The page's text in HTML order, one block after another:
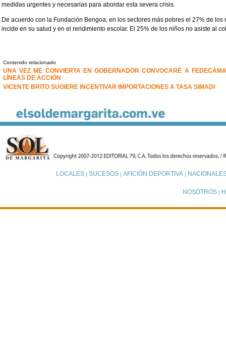
medidas urgentes y necesarias para abordar esta severa crisis.
De acuerdo con la Fundación Bengoa, en los sectores más pobres el 27% de
incide en su salud y en el rendimiento escolar. El 25% de los niños no asiste al
Contenido relacionado
UNA VEZ ME CONVIERTA EN GOBERNADOR CONVOCARÉ A
LÍNEAS DE ACCIÓN
VICENTE BRITO SUGIERE INCENTIVAR IMPORTACIONES A TASA SIMADI
LOCALES| SUCESOS| AFICIÓN DEPORTIVA|
NOSOTROS |